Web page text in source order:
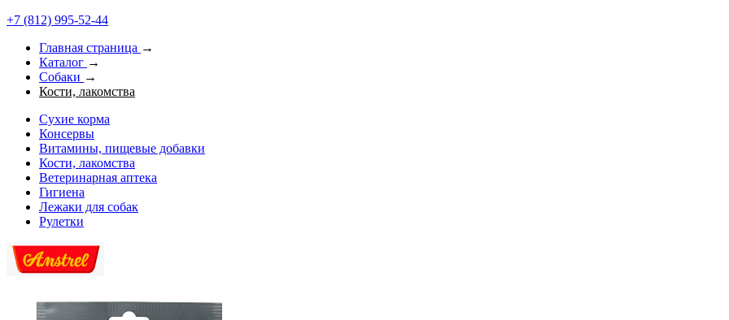
+7 (812) 995-52-44
Главная страница →
Каталог →
Собаки →
Кости, лакомства
Сухие корма
Консервы
Витамины, пищевые добавки
Кости, лакомства
Ветеринарная аптека
Гигиена
Лежаки для собак
Рулетки